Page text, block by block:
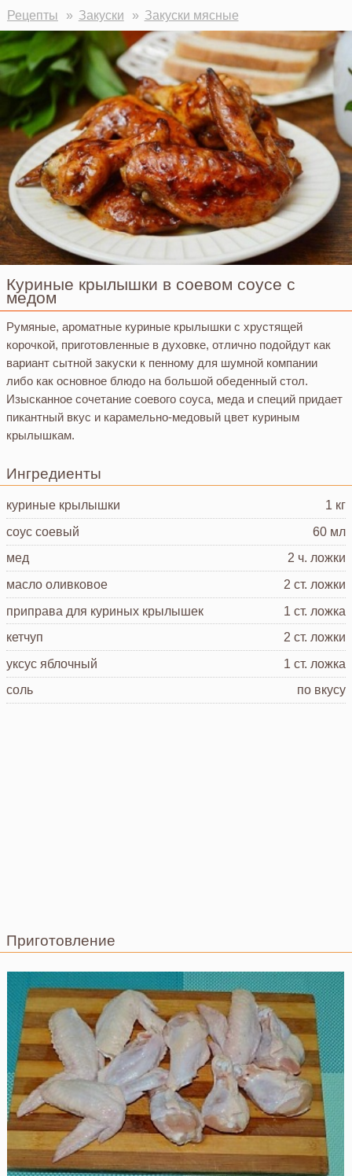
Рецепты Закуски Закуски мясные
Куриные крылышки в соевом соусе с
медом
Румяные, ароматные куриные крылышки с хрустящей
корочкой, приготовленные в духовке, отлично подойдут как
вариант сытной закуски к пенному для шумной компании
либо как основное блюдо на большой обеденный стол.
Изысканное сочетание соевого соуса, меда и специй придает
пикантный вкус и карамельно-медовый цвет куриным
крылышкам.
Ингредиенты
куриные крылышки
1 кг
соус соевый
60 мл
мед
2 ч. ложки
масло оливковое
2 ст. ложки
приправа для куриных крылышек
1 ст. ложка
кетчуп
2 ст. ложки
уксус яблочный
1 ст. ложка
соль
по вкусу
Приготовление